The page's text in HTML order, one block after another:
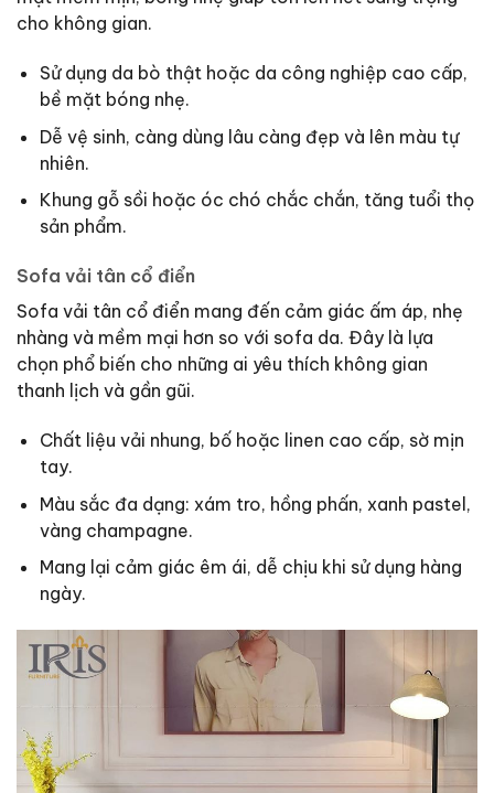
cho không gian.
Sử dụng da bò thật hoặc da công nghiệp cao cấp,
bề mặt bóng nhẹ.
Dễ vệ sinh, càng dùng lâu càng đẹp và lên màu tự
nhiên.
Khung gỗ sồi hoặc óc chó chắc chắn, tăng tuổi thọ
sản phẩm.
Sofa vải tân cổ điển
Sofa vải tân cổ điển mang đến cảm giác ấm áp, nhẹ
nhàng và mềm mại hơn so với sofa da. Đây là lựa
chọn phổ biến cho những ai yêu thích không gian
thanh lịch và gần gũi.
Chất liệu vải nhung, bố hoặc linen cao cấp, sờ mịn
tay.
Màu sắc đa dạng: xám tro, hồng phấn, xanh pastel,
vàng champagne.
Mang lại cảm giác êm ái, dễ chịu khi sử dụng hàng
ngày.